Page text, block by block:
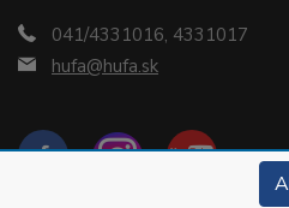
041/4331016, 4331017
hufa@hufa.sk